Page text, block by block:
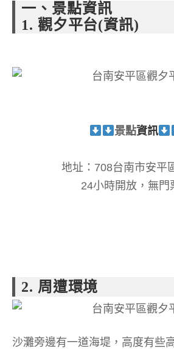
一、景點資訊
1. 觀夕平台(資訊)
景點資訊
地址： 708台南市安平
24小時開放，無門
2. 周遭環境
沙灘旁邊有一道海堤，高度有些